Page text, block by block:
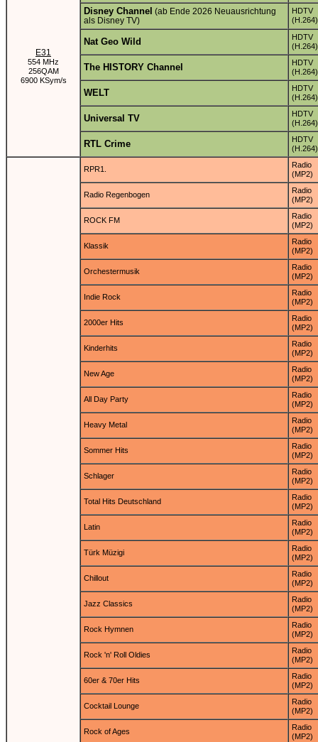
E31
554 MHz
256QAM
6900 KSym/s
Disney Channel (ab Ende 2026 Neuausrichtung
als Disney TV)
HDTV
(H.264)
Nat Geo Wild
HDTV
(H.264)
The HISTORY Channel
HDTV
(H.264)
WELT
HDTV
(H.264)
Universal TV
HDTV
(H.264)
RTL Crime
HDTV
(H.264)
RPR1.
Radio
(MP2)
Radio Regenbogen
Radio
(MP2)
ROCK FM
Radio
(MP2)
Klassik
Radio
(MP2)
Orchestermusik
Radio
(MP2)
Indie Rock
Radio
(MP2)
2000er Hits
Radio
(MP2)
Kinderhits
Radio
(MP2)
New Age
Radio
(MP2)
All Day Party
Radio
(MP2)
Heavy Metal
Radio
(MP2)
Sommer Hits
Radio
(MP2)
Schlager
Radio
(MP2)
Total Hits Deutschland
Radio
(MP2)
Latin
Radio
(MP2)
Türk Müzigi
Radio
(MP2)
Chillout
Radio
(MP2)
Jazz Classics
Radio
(MP2)
Rock Hymnen
Radio
(MP2)
Rock 'n' Roll Oldies
Radio
(MP2)
60er & 70er Hits
Radio
(MP2)
Cocktail Lounge
Radio
(MP2)
Rock of Ages
Radio
(MP2)